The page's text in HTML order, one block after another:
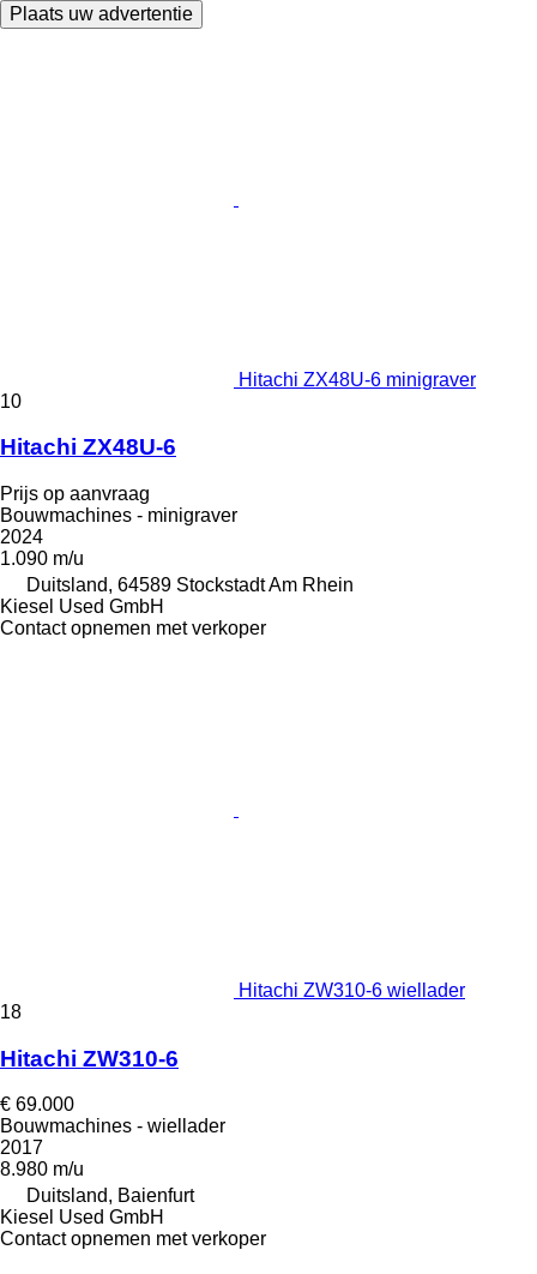
Plaats uw advertentie
Hitachi ZX48U-6 minigraver
10
Hitachi ZX48U-6
Prijs op aanvraag
Bouwmachines - minigraver
2024
1.090 m/u
Duitsland, 64589 Stockstadt Am Rhein
Kiesel Used GmbH
Contact opnemen met verkoper
Hitachi ZW310-6 wiellader
18
Hitachi ZW310-6
€ 69.000
Bouwmachines - wiellader
2017
8.980 m/u
Duitsland, Baienfurt
Kiesel Used GmbH
Contact opnemen met verkoper